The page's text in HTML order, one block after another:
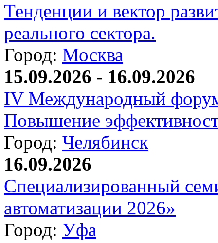
Тенденции и вектор
реального сектора.
Город: Москва
15.09.2026 - 16.09.2026
IV Международный
Повышение
Город: Челябинск
16.09.2026
Специализированный
автоматизации 2026»
Город: Уфа